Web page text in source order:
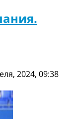
2024, 09:38